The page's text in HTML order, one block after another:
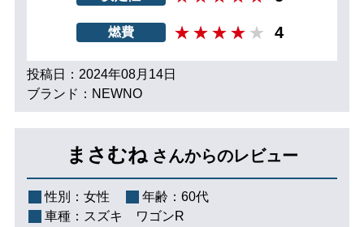
燃費 4
投稿日：2024年08月14日
ブランド：NEWNO
まさむね さんからのレビュー
性別： 女性 年齢： 60代
車種： スズキ ワゴンR